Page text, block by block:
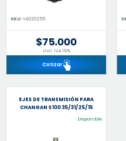
SKU:YA020255
$75.000
incl. IVA 19%
Cotizar
EJES DE TRANSMISIÓN PARA
CHANGAN S100 35/31/25/15
Disponible